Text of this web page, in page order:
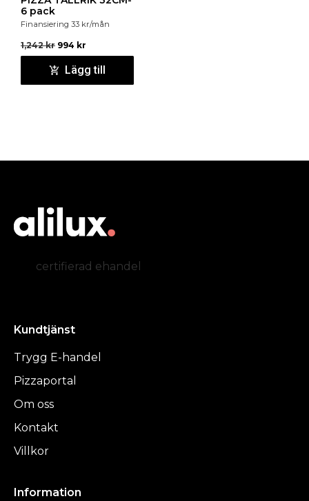
6 pack
Finansiering 33 kr/mån
1,242kr 994 kr
Lägg till
certifierad ehandel
Kundtjänst
Trygg E-handel
Pizzaportal
Om oss
Kontakt
Villkor
Information